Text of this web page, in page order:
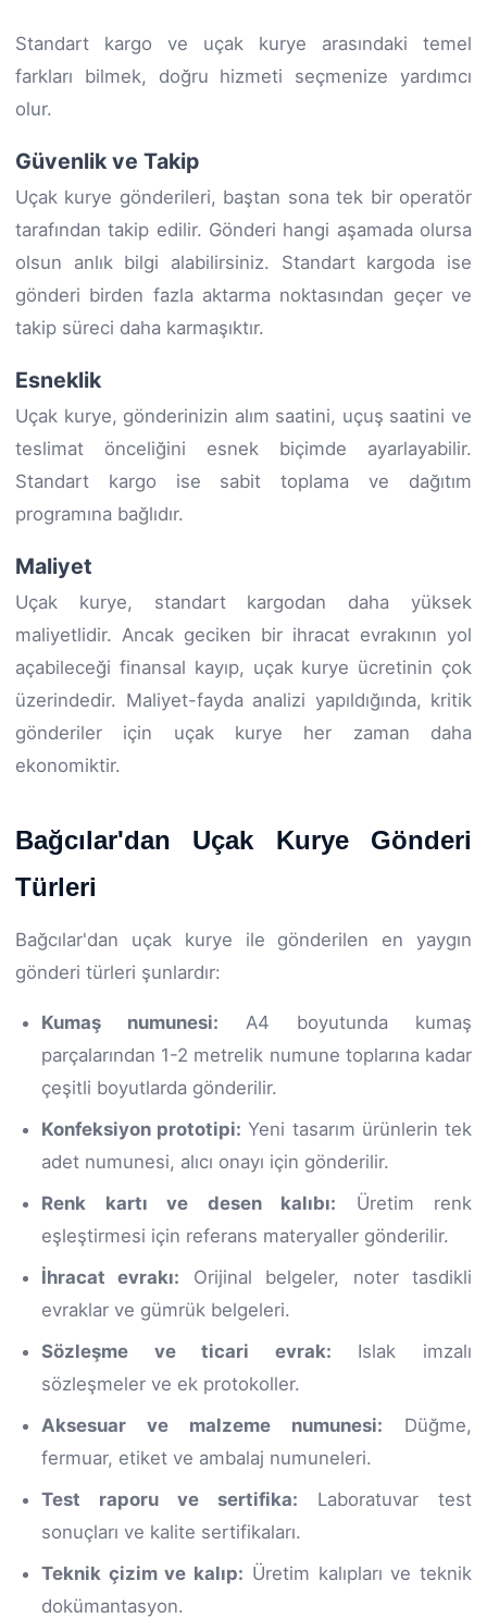
Standart kargo ve uçak kurye arasındaki temel
farkları bilmek, doğru hizmeti seçmenize yardımcı
olur.
Güvenlik ve Takip
Uçak kurye gönderileri, baştan sona tek bir operatör
tarafından takip edilir. Gönderi hangi aşamada olursa
olsun anlık bilgi alabilirsiniz. Standart kargoda ise
gönderi birden fazla aktarma noktasından geçer ve
takip süreci daha karmaşıktır.
Esneklik
Uçak kurye, gönderinizin alım saatini, uçuş saatini ve
teslimat önceliğini esnek biçimde ayarlayabilir.
Standart kargo ise sabit toplama ve dağıtım
programına bağlıdır.
Maliyet
Uçak kurye, standart kargodan daha yüksek
maliyetlidir. Ancak geciken bir ihracat evrakının yol
açabileceği finansal kayıp, uçak kurye ücretinin çok
üzerindedir. Maliyet-fayda analizi yapıldığında, kritik
gönderiler için uçak kurye her zaman daha
ekonomiktir.
Bağcılar'dan Uçak Kurye Gönderi
Türleri
Bağcılar'dan uçak kurye ile gönderilen en yaygın
gönderi türleri şunlardır:
Kumaş numunesi: A4 boyutunda kumaş
parçalarından 1-2 metrelik numune toplarına kadar
çeşitli boyutlarda gönderilir.
Konfeksiyon prototipi: Yeni tasarım ürünlerin tek
adet numunesi, alıcı onayı için gönderilir.
Renk kartı ve desen kalıbı: Üretim renk
eşleştirmesi için referans materyaller gönderilir.
İhracat evrakı: Orijinal belgeler, noter tasdikli
evraklar ve gümrük belgeleri.
Sözleşme ve ticari evrak: Islak imzalı
sözleşmeler ve ek protokoller.
Aksesuar ve malzeme numunesi: Düğme,
fermuar, etiket ve ambalaj numuneleri.
Test raporu ve sertifika: Laboratuvar test
sonuçları ve kalite sertifikaları.
Teknik çizim ve kalıp: Üretim kalıpları ve teknik
dokümantasyon.